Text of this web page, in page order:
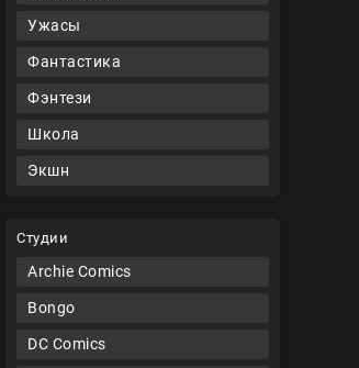
Ужасы
Фантастика
Фэнтези
Школа
Экшн
Студии
Archie Comics
Bongo
DC Comics